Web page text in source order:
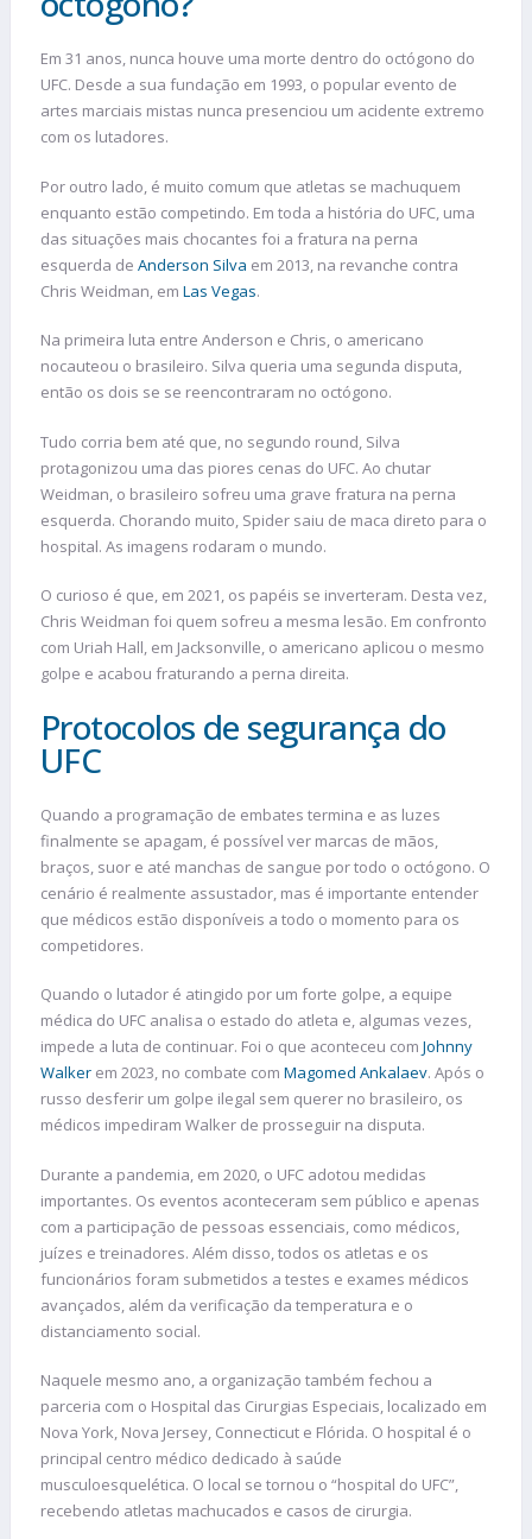
Em 31 anos, nunca houve uma morte dentro do octógono do
UFC. Desde a sua fundação em 1993, o popular evento de
artes marciais mistas nunca presenciou um acidente extremo
com os lutadores.
Por outro lado, é muito comum que atletas se machuquem
enquanto estão competindo. Em toda a história do UFC, uma
das situações mais chocantes foi a fratura na perna
esquerda de Anderson Silva em 2013, na revanche contra
Chris Weidman, em Las Vegas.
Na primeira luta entre Anderson e Chris, o americano
nocauteou o brasileiro. Silva queria uma segunda disputa,
então os dois se se reencontraram no octógono.
Tudo corria bem até que, no segundo round, Silva
protagonizou uma das piores cenas do UFC. Ao chutar
Weidman, o brasileiro sofreu uma grave fratura na perna
esquerda. Chorando muito, Spider saiu de maca direto para o
hospital. As imagens rodaram o mundo.
O curioso é que, em 2021, os papéis se inverteram. Desta vez,
Chris Weidman foi quem sofreu a mesma lesão. Em confronto
com Uriah Hall, em Jacksonville, o americano aplicou o mesmo
golpe e acabou fraturando a perna direita.
Protocolos de segurança do
UFC
Quando a programação de embates termina e as luzes
finalmente se apagam, é possível ver marcas de mãos,
braços, suor e até manchas de sangue por todo o octógono. O
cenário é realmente assustador, mas é importante entender
que médicos estão disponíveis a todo o momento para os
competidores.
Quando o lutador é atingido por um forte golpe, a equipe
médica do UFC analisa o estado do atleta e, algumas vezes,
impede a luta de continuar. Foi o que aconteceu com Johnny
Walker em 2023, no combate com Magomed Ankalaev. Após o
russo desferir um golpe ilegal sem querer no brasileiro, os
médicos impediram Walker de prosseguir na disputa.
Durante a pandemia, em 2020, o UFC adotou medidas
importantes. Os eventos aconteceram sem público e apenas
com a participação de pessoas essenciais, como médicos,
juízes e treinadores. Além disso, todos os atletas e os
funcionários foram submetidos a testes e exames médicos
avançados, além da verificação da temperatura e o
distanciamento social.
Naquele mesmo ano, a organização também fechou a
parceria com o Hospital das Cirurgias Especiais, localizado em
Nova York, Nova Jersey, Connecticut e Flórida. O hospital é o
principal centro médico dedicado à saúde
musculoesquelética. O local se tornou o “hospital do UFC”,
recebendo atletas machucados e casos de cirurgia.